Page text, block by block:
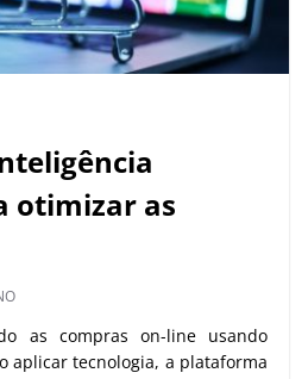
otimizar as
as compras on-line usando
aplicar tecnologia, a plataforma